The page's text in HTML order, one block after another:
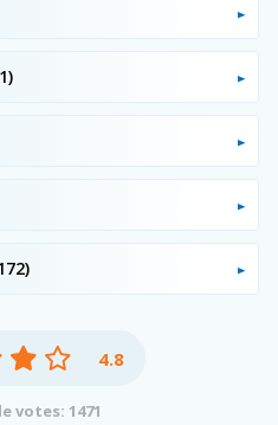
4.8
votes: 1471